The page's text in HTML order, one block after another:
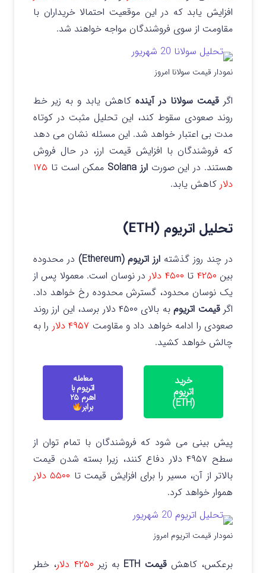
افزایش یابد که در این موقعیت احتمالا خریداران با
مقاومت از سوی فروشندگان مواجه خواهند شد.
نمودار قیمت سولانا امروز
اگرقیمت سولانا در آینده کاهش یابد و به زیر خط
روند صعودی سقوط کند، این تحلیل مثبت در کوتاه
مدت بی اعتبار خواهد شد. این مسئله نشان می دهد
که فروشندگان با افزایش قیمت ارز، در حال فروش
هستند. در این صورتارز Solana ممکن است تا ۱۷۵
دلار کاهش یابد.
تحلیل اتریوم (ETH)
در چند روز گذشته ارز اتریوم (Ethereum)
در محدوده
بین ۴۲۵۰ تا ۴۵۰۰ دلار در نوسان است.معمولا پس از
یک نوسان محدود، گسترش محدوده رخ خواهد داد.
اگرقیمت اتریوم
به بالای ۴۵۰۰ دلار برسد، این ارز روند
صعودی را ادامه خواهد داد و مقاومت ۴۹۵۷ دلار
را به
چالش خواهد کشید.
خرید
اتریوم
(ETH)
معامله
اتریوم با
اهرم ۲۵
برابر
پیش بینی می شود که فروشندگان با تمام توان از
سطح ۴۹۵۷ دلار دفاع کنند، زیرا بسته شدن قیمت
بالاتر از آن، مسیر را برای افزایش قیمت تا
هموار خواهد کرد.
نمودار قیمت اتریوم امروز
برعکس، کاهشقیمت ETH به زیر ۴۲۵۰ دلار
، خطر